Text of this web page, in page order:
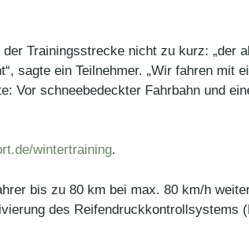
Trainingsstrecke nicht zu kurz: „der
sagte ein Teilnehmer. „Wir fahren mit
Vor schneebedeckter Fahrbahn und
wintertraining.
bis zu 80 km bei max. 80 km/h
des